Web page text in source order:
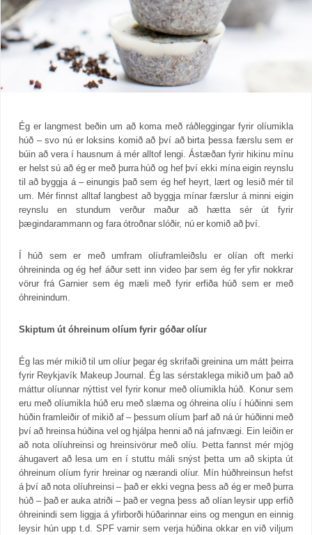
Ég er langmest beðin um að koma með ráðleggingar fyrir olíumikla
húð – svo nú er loksins komið að því að birta þessa færslu sem er
búin að vera í hausnum á mér alltof lengi. Ástæðan fyrir hikinu mínu
er helst sú að ég er með þurra húð og hef því ekki mína eigin reynslu
til að byggja á – einungis það sem ég hef heyrt, lært og lesið mér til
um. Mér finnst alltaf langbest að byggja mínar færslur á minni eigin
reynslu en stundum verður maður að hætta sér út fyrir
þægindarammann og fara ótroðnar slóðir, nú er komið að því.
Í húð sem er með umfram olíuframleiðslu er olían oft merki
óhreininda og ég hef áður sett inn video þar sem ég fer yfir nokkrar
vörur frá Garnier sem ég mæli með fyrir erfiða húð sem er með
óhreinindum.
Skiptum út óhreinum olíum fyrir góðar olíur
Ég las mér mikið til um olíur þegar ég skrifaði greinina um mátt þeirra
fyrir Reykjavík Makeup Journal. Ég las sérstaklega mikið um það að
máttur olíunnar nýttist vel fyrir konur með olíumikla húð. Konur sem
eru með olíumikla húð eru með slæma og óhreina olíu í húðinni sem
húðin framleiðir of mikið af – þessum olíum þarf að ná úr húðinni með
því að hreinsa húðina vel og hjálpa henni að ná jafnvægi. Ein leiðin er
að nota olíuhreinsi og hreinsivörur með olíu. Þetta fannst mér mjög
áhugavert að lesa um en í stuttu máli snýst þetta um að skipta út
óhreinum olíum fyrir hreinar og nærandi olíur. Mín húðhreinsun hefst
á því að nota olíuhreinsi – það er ekki vegna þess að ég er með þurra
húð – það er auka atriði – það er vegna þess að olían leysir upp erfið
óhreinindi sem liggja á yfirborði húðarinnar eins og mengun en einnig
leysir hún upp t.d. SPF varnir sem verja húðina okkar en við viljum